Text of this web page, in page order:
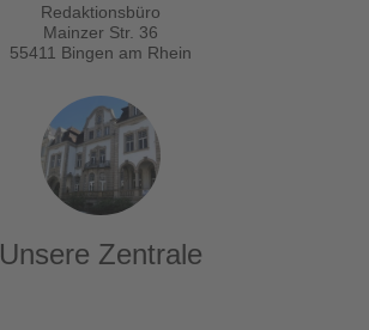
Redaktionsbüro
Mainzer Str. 36
55411 Bingen am Rhein
Unsere Zentrale